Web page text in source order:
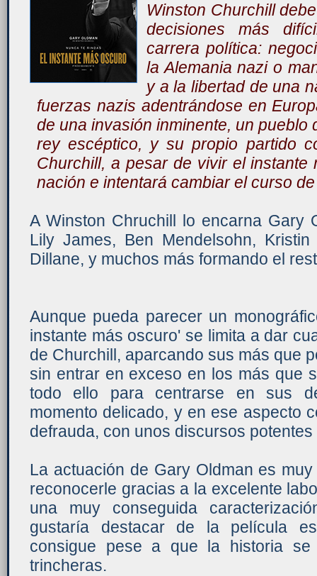
Winston Churchill
decisiones más
carrera política:
la Alemania nazi o
y a la libertad de una
fuerzas nazis adentrándose en
de una invasión inminente, un pueblo
rey escéptico, y su propio partido
Churchill, a pesar de vivir el instante
nación e intentará cambiar el curso
A Winston Chruchill lo encarna Gary
Lily James, Ben Mendelsohn,
Dillane, y muchos más formando el
Aunque pueda parecer un
instante más oscuro' se limita a dar
de Churchill, aparcando sus más que
sin entrar en exceso en los más que
todo ello para centrarse en sus
momento delicado, y en ese aspecto
defrauda, con unos discursos
La actuación de Gary Oldman es
reconocerle gracias a la excelente
una muy conseguida
gustaría destacar de la película
consigue pese a que la historia
trincheras.